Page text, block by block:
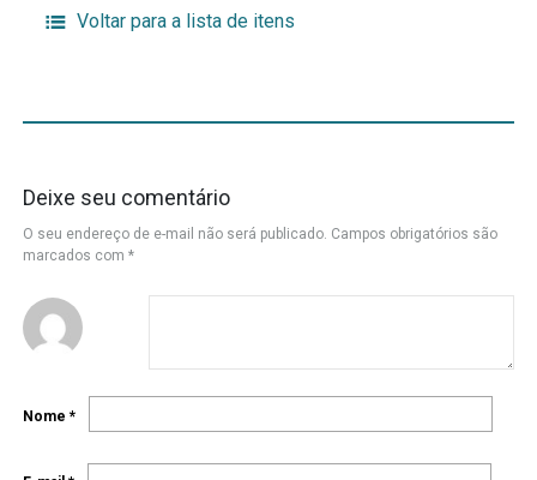
Voltar para a lista de itens
Deixe seu comentário
O seu endereço de e-mail não será publicado. Campos obrigatórios são
marcados com *
Nome *